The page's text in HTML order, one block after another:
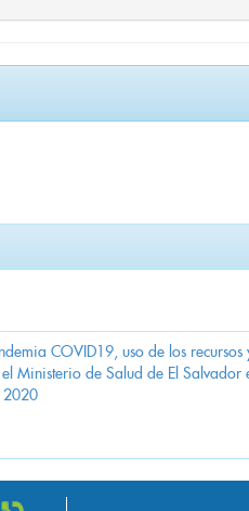
COVID19, uso de los recursos
Ministerio de Salud de El Salvador
2020